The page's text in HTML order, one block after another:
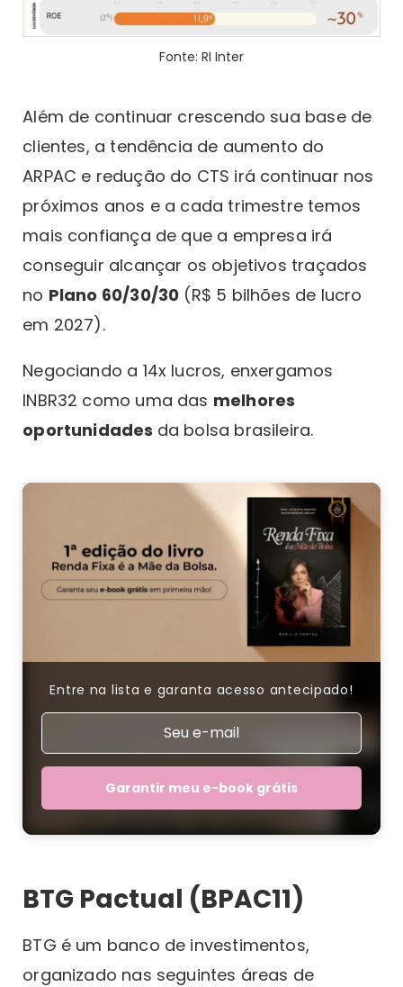
Fonte: RI Inter
Além de continuar crescendo sua base de
clientes, a tendência de aumento do
ARPAC e redução do CTS irá continuar nos
próximos anos e a cada trimestre temos
mais confiança de que a empresa irá
conseguir alcançar os objetivos traçados
no Plano 60/30/30 (R$ 5 bilhões de lucro
em 2027).
Negociando a 14x lucros, enxergamos
INBR32 como uma das melhores
oportunidades da bolsa brasileira.
Entre na lista e garanta acesso antecipado!
Garantir meu e-book grátis
BTG Pactual (BPAC11)
BTG é um banco de investimentos,
organizado nas seguintes áreas de